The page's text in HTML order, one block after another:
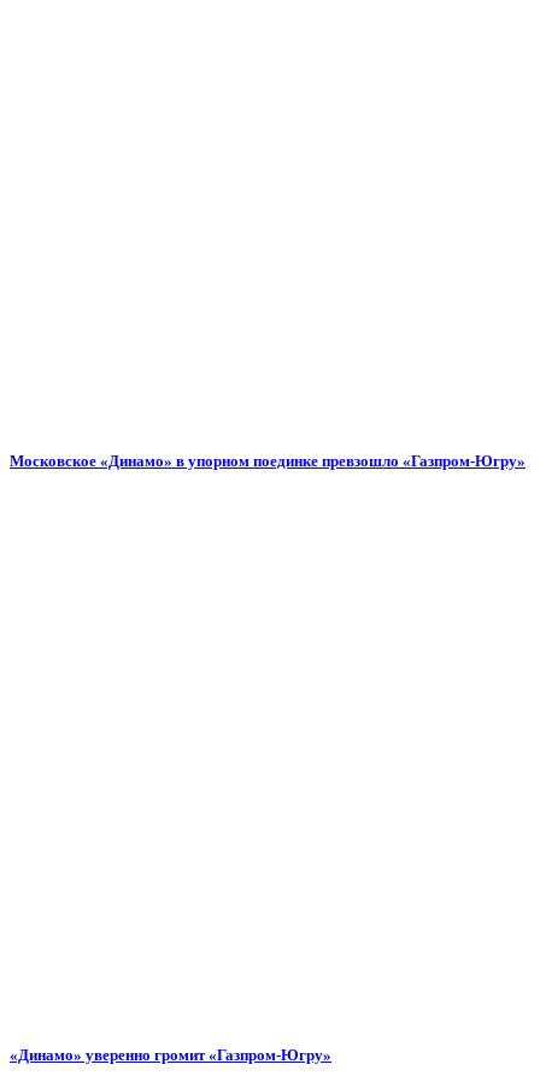
Московское «Динамо» в упорном поединке превзошло «Газпром-Югру»
«Динамо» уверенно громит «Газпром-Югру»